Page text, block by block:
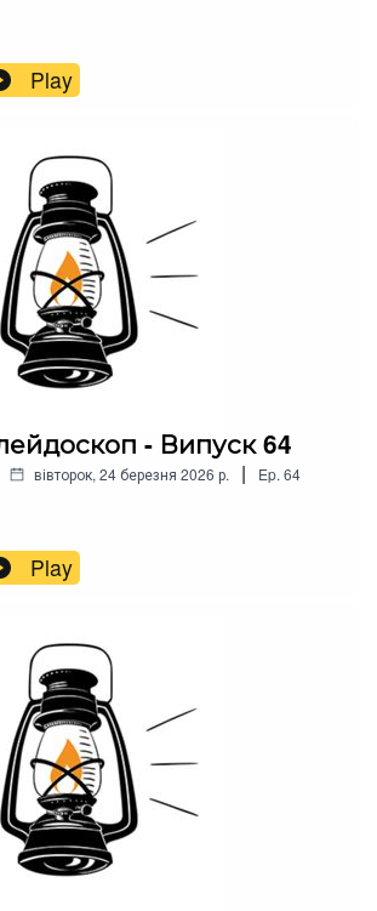
Play
- Випуск 64
вівторок, 24 березня 2026 р. | Ep. 64
Play